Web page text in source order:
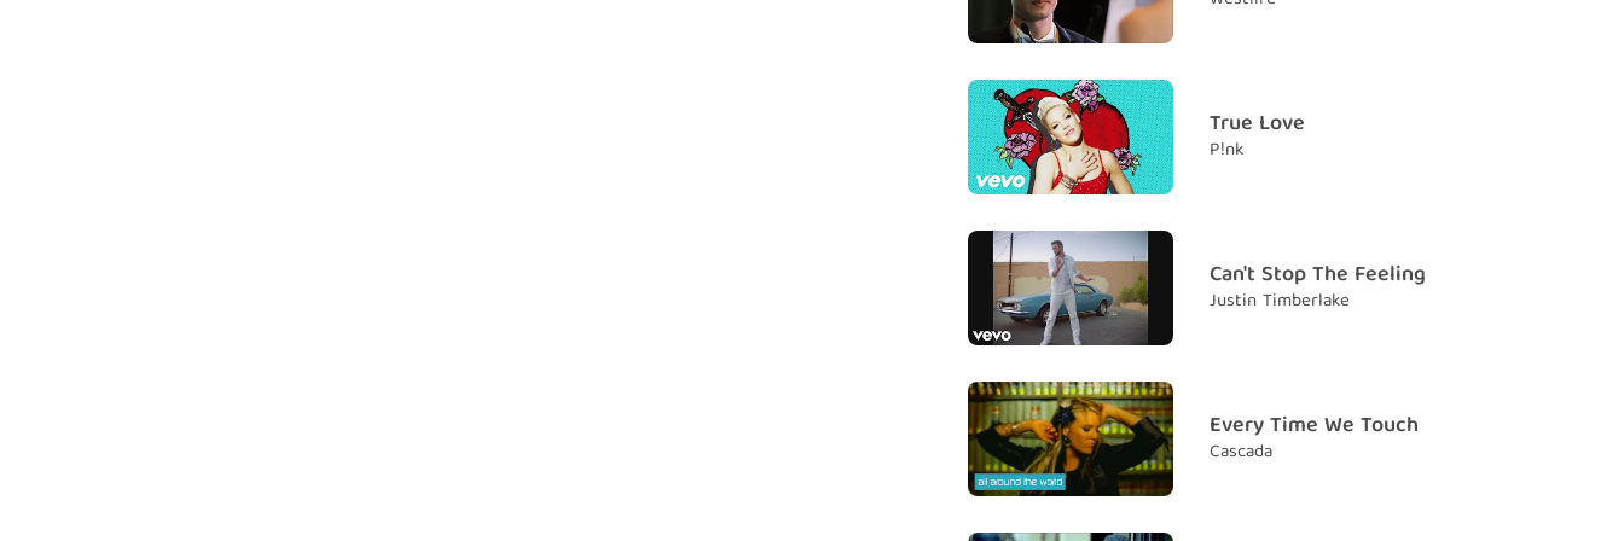
You are my fire, the one desire
You are, you are, you are
Em là, em là, em là
Don't wanna hear you say
Ain't nothin' but a heartache
Anh chẳng cảm thấy gì ngoài đau khổ
Ain't nothin' but a mistake
(Don't wanna hear you say)
(Không muốn nghe em nói đâu)
I never wanna hear you say
Anh không bao giờ muốn nghe em nói rằng
True Love
P!nk
Can't Stop The Feeling
Justin Timberlake
Every Time We Touch
Cascada